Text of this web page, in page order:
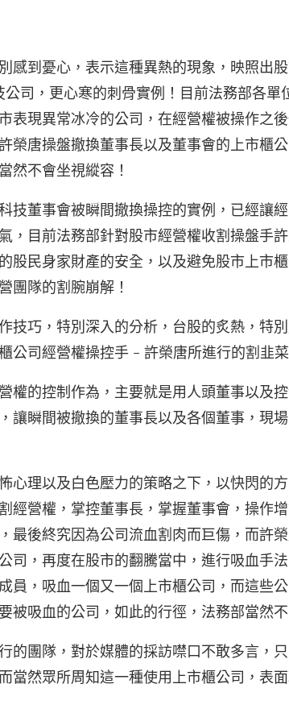
感到憂心，表示這種異熱的現象，映照出
司，更心寒的刺骨實例！目前法務部各單
表現異常冰冷的公司，在經營權被操作之
榮唐操盤撤換董事長以及董事會的上市櫃
然不會坐視縱容！
技董事會被瞬間撤換操控的實例，已經讓
，目前法務部針對股市經營權收割操盤手
股民身家財產的安全，以及避免股市上市
團隊的割腕崩解！
技巧，特別深入的分析，台股的炙熱，特
公司經營權操控手 – 許榮唐所進行的割韭
權的控制作為，主要就是用人頭董事以及
讓瞬間被撤換的董事長以及各個董事，現
心理以及白色壓力的策略之下，以快閃的
經營權，掌控董事長，掌握董事會，操作
最後終究因為公司流血割肉而巨傷，而許
司，再度在股市的翻騰當中，進行吸血手
員，吸血一個又一個上市櫃公司，而這些公
被吸血的公司，如此的行徑，法務部當然不
的團隊，對於媒體的採訪噤口不敢多言，
當然眾所周知這一種使用上市櫃公司，表